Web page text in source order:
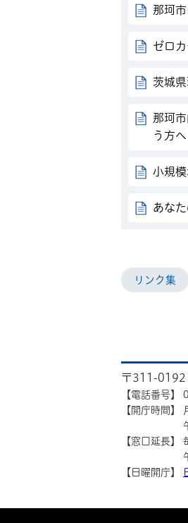
那珂
ゼロ
茨城
那珂
う方へ
小規
あな
リンク集
〒311-0192
【電話番号】
【開庁時間】
【窓口延長】
【日曜開庁】